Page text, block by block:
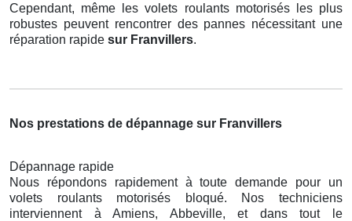
Cependant, même les volets roulants motorisés les plus
robustes peuvent rencontrer des pannes nécessitant une
réparation rapide sur Franvillers.
Nos prestations de dépannage sur Franvillers
Dépannage rapide
Nous répondons rapidement à toute demande pour un
volets roulants motorisés bloqué. Nos techniciens
interviennent à Amiens, Abbeville, et dans tout le